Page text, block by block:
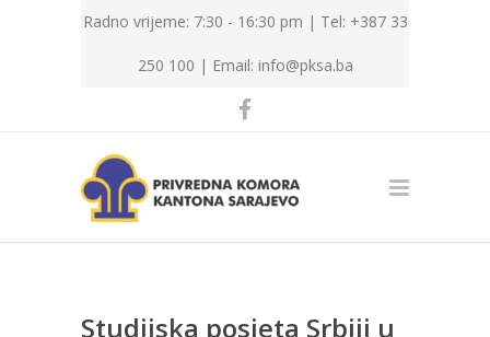
Radno vrijeme: 7:30 - 16:30 pm | Tel: +387 33
250 100 | Email: info@pksa.ba
Studijska posjeta Srbiji u